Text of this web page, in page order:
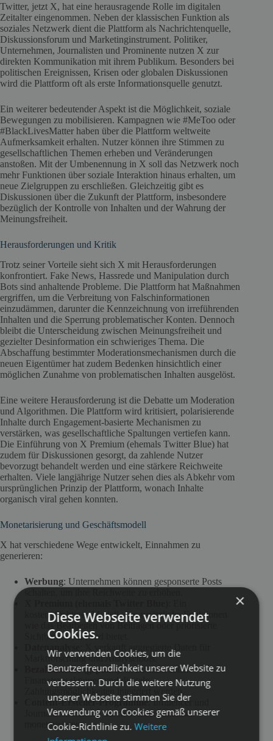
Twitter, jetzt X, hat eine herausragende Rolle im digitalen
Zeitalter eingenommen. Neben der klassischen Funktion als
soziales Netzwerk dient die Plattform als Nachrichtenquelle,
Diskussionsforum und Marketinginstrument. Politiker,
Unternehmen, Journalisten und Prominente nutzen X zur
direkten Kommunikation mit ihrem Publikum. Besonders bei
politischen Ereignissen, Krisen oder globalen Diskussionen
wird die Plattform oft als erste Informationsquelle genutzt.
Ein weiterer bedeutender Aspekt ist die Möglichkeit, soziale
Bewegungen zu mobilisieren. Kampagnen wie #MeToo oder
#BlackLivesMatter haben über die Plattform weltweite
Aufmerksamkeit erhalten. Nutzer können ihre Stimmen zu
gesellschaftlichen Themen erheben und Veränderungen
anstoßen. Mit der Umbenennung in X soll das Netzwerk noch
mehr Funktionen über soziale Interaktion hinaus erhalten, um
neue Zielgruppen zu erschließen. Gleichzeitig gibt es
Diskussionen über die Zukunft der Plattform, insbesondere
bezüglich der Kontrolle von Inhalten und der Wahrung der
Meinungsfreiheit.
Herausforderungen und Kritik
Trotz seiner Vorteile sieht sich X mit Herausforderungen
konfrontiert. Fake News, Hassrede und Manipulation durch
Bots sind anhaltende Probleme. Die Plattform hat Maßnahmen
ergriffen, um die Verbreitung von Falschinformationen
einzudämmen, darunter die Kennzeichnung von irreführenden
Inhalten und die Sperrung problematischer Konten. Dennoch
bleibt die Unterscheidung zwischen Meinungsfreiheit und
gezielter Desinformation ein schwieriges Thema. Die
Abschaffung bestimmter Moderationsmechanismen durch die
neuen Eigentümer hat zudem Bedenken hinsichtlich einer
möglichen Zunahme von problematischen Inhalten ausgelöst.
Eine weitere Herausforderung ist die Debatte um Moderation
und Algorithmen. Die Plattform wird kritisiert, polarisierende
Inhalte durch Engagement-basierte Mechanismen zu
verstärken, was gesellschaftliche Spaltungen vertiefen kann.
Die Einführung von X Premium (ehemals Twitter Blue) hat
zudem für Diskussionen gesorgt, da zahlende Nutzer
bevorzugt behandelt werden und eine stärkere Reichweite
erhalten. Viele langjährige Nutzer sehen dies als Abkehr vom
ursprünglichen Prinzip der Plattform, wonach Inhalte
organisch viral gehen konnten.
Monetarisierung und Geschäftsmodell
X hat verschiedene Wege entwickelt, Einnahmen zu
generieren:
Werbung: Unternehmen können gesponserte Posts
schalten, um ihre Reichweite zu erhöhen.
kostenpflichtiges Modell, das zusätzliche Funktionen
wie das Bearbeiten von Beiträgen oder priorisierte
Sichtbarkeit im Feed bietet.
: X verkauft aggregierte Daten für
Marktforschung und Analysetools.
Bezahldienste (geplant): In Zukunft sollen
Finanztransaktionen und digitale
Zahlungsmöglichkeiten integriert werden.
Content-Ersteller-Programme: Influencer und
Journalisten können durch Werbeeinnahmen
monetarisieren.
×
Diese Webseite verwendet
Cookies.
Wir verwenden Cookies, um die
Benutzerfreundlichkeit unserer Website zu
verbessern. Durch die weitere Nutzung
unserer Webseite stimmen Sie der
Verwendung von Cookies gemäß unserer
Cookie-Richtlinie zu.Weitere